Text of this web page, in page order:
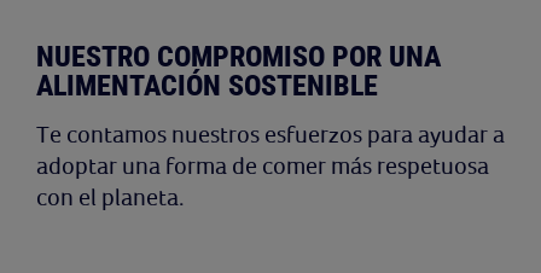
NUESTRO COMPROMISO POR UNA
ALIMENTACIÓN SOSTENIBLE
Te contamos nuestros esfuerzos para ayudar a
adoptar una forma de comer más respetuosa
con el planeta.